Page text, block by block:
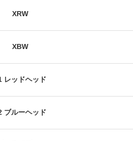
XRW
XBW
レッドヘッド
ブルーヘッド